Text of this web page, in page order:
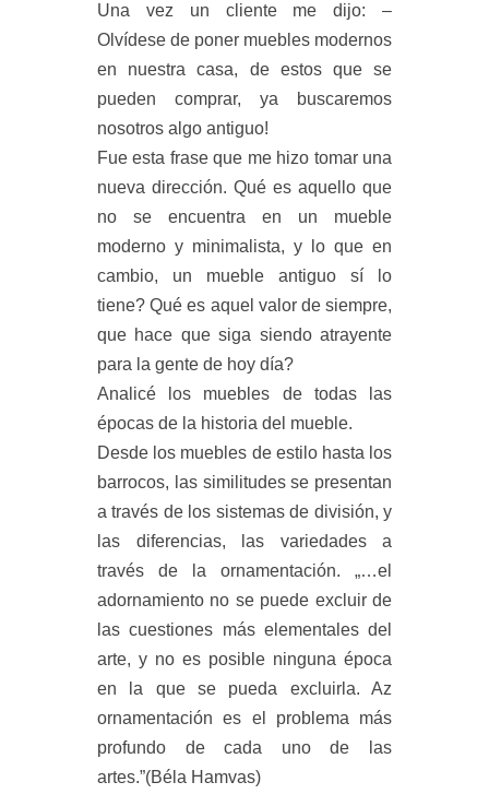
Una vez un cliente me dijo: –
Olvídese de poner muebles modernos
en nuestra casa, de estos que se
pueden comprar, ya buscaremos
nosotros algo antiguo!
Fue esta frase que me hizo tomar una
nueva dirección. Qué es aquello que
no se encuentra en un mueble
moderno y minimalista, y lo que en
cambio, un mueble antiguo sí lo
tiene? Qué es aquel valor de siempre,
que hace que siga siendo atrayente
para la gente de hoy día?
Analicé los muebles de todas las
épocas de la historia del mueble.
Desde los muebles de estilo hasta los
barrocos, las similitudes se presentan
a través de los sistemas de división, y
las diferencias, las variedades a
través de la ornamentación. „…el
adornamiento no se puede excluir de
las cuestiones más elementales del
arte, y no es posible ninguna época
en la que se pueda excluirla. Az
ornamentación es el problema más
profundo de cada uno de las
artes.”(Béla Hamvas)